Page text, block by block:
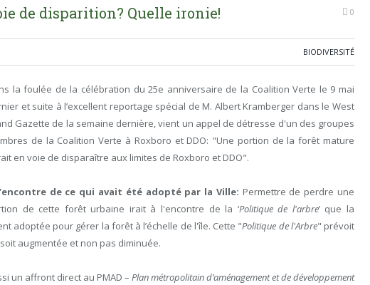
de disparition? Quelle ironie! 0
BIODIVERSITÉ
la foulée de la célébration du 25e anniversaire de la Coalition Verte le 9 mai
et suite à l’excellent reportage spécial de M. Albert Kramberger dans le West
Gazette de la semaine dernière, vient un appel de détresse d'un des groupes
de la Coalition Verte à Roxboro et DDO: "Une portion de la forêt mature
en voie de disparaître aux limites de Roxboro et DDO".
de ce qui avait été adopté par la Ville: Permettre de perdre une
de cette forêt urbaine irait à l'encontre de la ‘Politique de l'arbre’ que la
adoptée pour gérer la forêt à l’échelle de l'île. Cette "Politique de l'Arbre" prévoit
augmentée et non pas diminuée.
un affront direct au PMAD – Plan métropolitain d’aménagement et de développement